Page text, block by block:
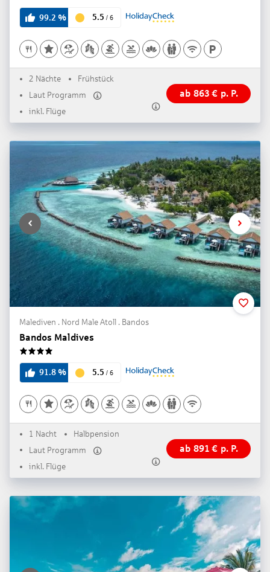
4
99.2 % 5.5 / 6
2 Nächte
Frühstück
Laut Programm
inkl. Flüge
ab 863 € p. P.
Malediven . Nord Male Atoll . Bandos
Bandos Maldives
91.8% 5.5 / 6
1 Nacht
Halbpension
Laut Programm
inkl. Flüge
ab 891 € p. P.